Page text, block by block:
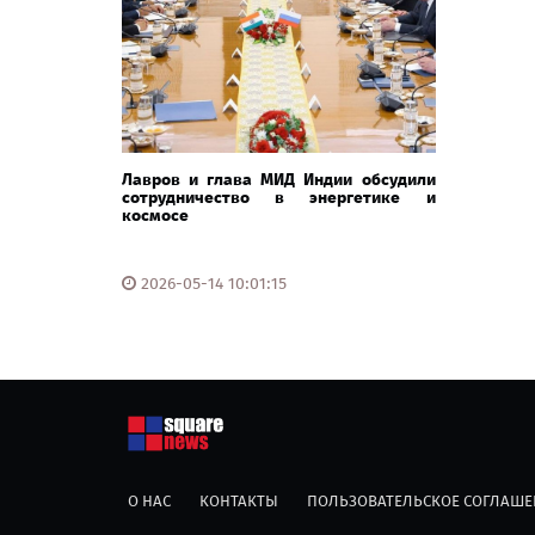
Лавров и глава МИД Индии обсудили
сотрудничество в энергетике и
космосе
2026-05-14 10:01:15
О НАС КОНТАКТЫ ПОЛЬЗОВАТЕЛЬСКОЕ